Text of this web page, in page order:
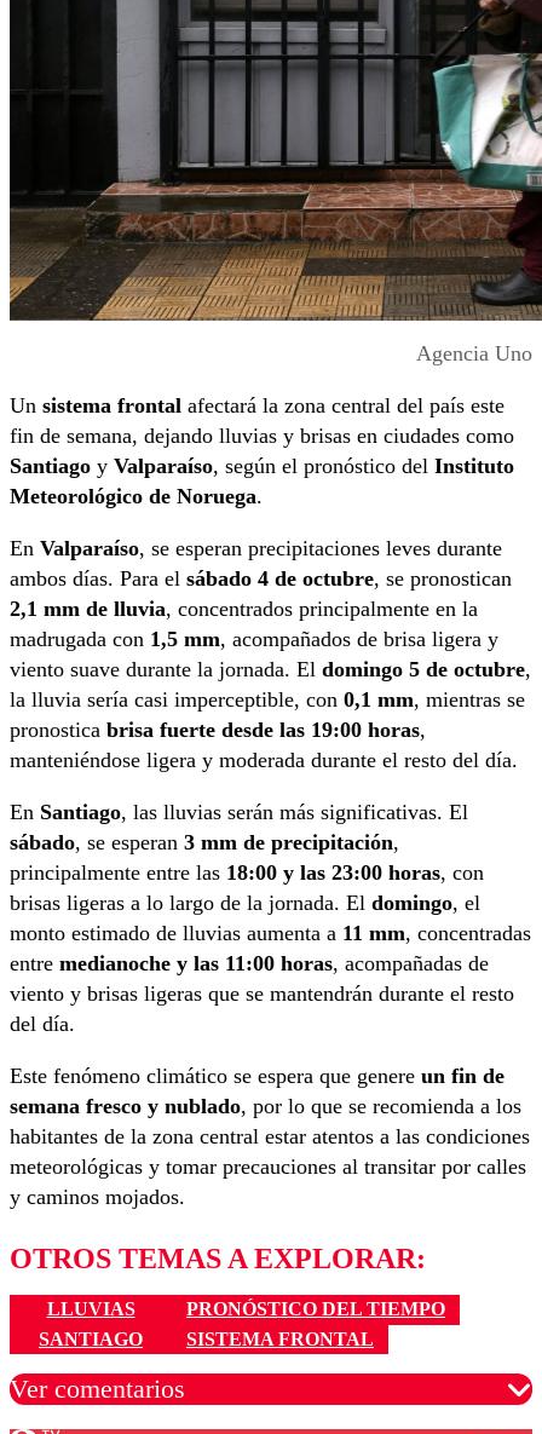
Agencia Uno
Un sistema frontal afectará la zona central del país este
fin de semana, dejando lluvias y brisas en ciudades como
Santiago y Valparaíso, según el pronóstico del Instituto
Meteorológico de Noruega.
En Valparaíso, se esperan precipitaciones leves durante
ambos días. Para el sábado 4 de octubre, se pronostican
2,1 mm de lluvia, concentrados principalmente en la
madrugada con 1,5 mm, acompañados de brisa ligera y
viento suave durante la jornada. El domingo 5 de octubre,
la lluvia sería casi imperceptible, con 0,1 mm, mientras se
pronostica brisa fuerte desde las 19:00 horas,
manteniéndose ligera y moderada durante el resto del día.
En Santiago, las lluvias serán más significativas. El
sábado, se esperan 3 mm de precipitación,
principalmente entre las 18:00 y las 23:00 horas, con
brisas ligeras a lo largo de la jornada. El domingo, el
monto estimado de lluvias aumenta a 11 mm, concentradas
entre medianoche y las 11:00 horas, acompañadas de
viento y brisas ligeras que se mantendrán durante el resto
del día.
Este fenómeno climático se espera que genere un fin de
semana fresco y nublado, por lo que se recomienda a los
habitantes de la zona central estar atentos a las condiciones
meteorológicas y tomar precauciones al transitar por calles
y caminos mojados.
OTROS TEMAS A EXPLORAR:
LLUVIAS
PRONÓSTICO DEL TIEMPO
SANTIAGO
SISTEMA FRONTAL
Ver comentarios